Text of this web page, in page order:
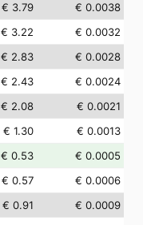
€ 3.79
€ 0.0038
€ 3.22
€ 0.0032
€ 2.83
€ 0.0028
€ 2.43
€ 0.0024
€ 2.08
€ 0.0021
€ 1.30
€ 0.0013
€ 0.53
€ 0.0005
€ 0.57
€ 0.0006
€ 0.91
€ 0.0009